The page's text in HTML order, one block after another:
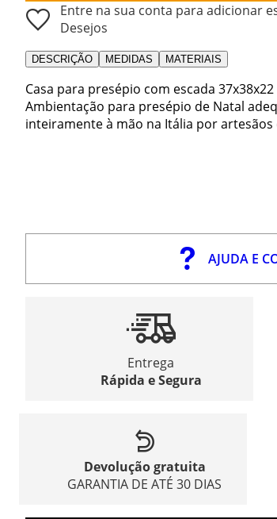
Entre na sua conta para adicionar
Desejos
DESCRIÇÃO MEDIDAS MATERIAIS
Casa para presépio com escada 37x38x22
Ambientação para presépio de Natal
inteiramente à mão na Itália por artesãos
AJUDA E
Entrega
Rápida e Segura
Devolução gratuita
GARANTIA DE ATÉ 30 DIAS